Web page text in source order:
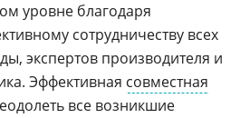
уровне благодаря
сотрудничеству всех
экспертов производителя и
Эффективная совместная
все возникшие